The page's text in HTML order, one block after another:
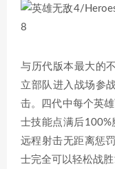
与历代版本最大的
立部队进入战场参
击。四代中每个英
士技能点满后100%
远程射击无距离惩
士完全可以轻松战胜